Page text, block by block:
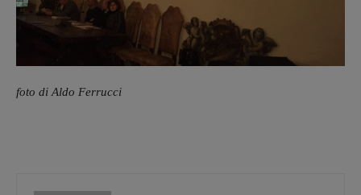
foto di Aldo Ferrucci